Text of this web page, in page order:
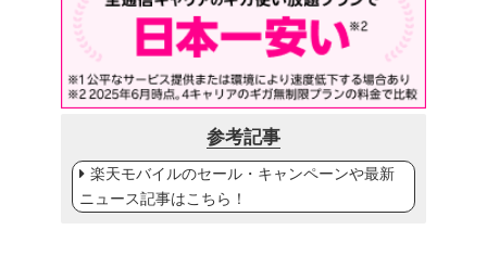
参考記事
楽天モバイルのセール・キャンペーンや最新
ニュース記事はこちら！